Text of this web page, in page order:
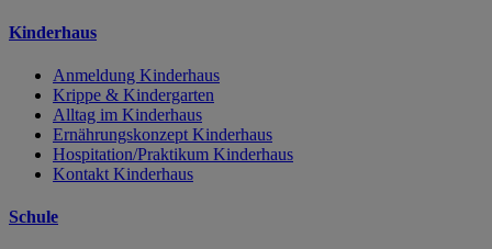
Kinderhaus
Anmeldung Kinderhaus
Krippe & Kindergarten
Alltag im Kinderhaus
Ernährungskonzept Kinderhaus
Hospitation/Praktikum Kinderhaus
Kontakt Kinderhaus
Schule